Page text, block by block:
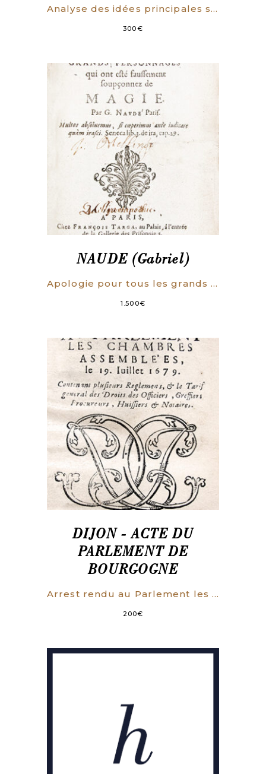
Analyse des idées principales sur la Reconnaissance des Droits de l’Homme en Société, & sur les bases de la Constitution.
300€
NAUDE (Gabriel)
Apologie pour tous les grands personnages qui ont esté faussement soupçonnez de magie.
1.500€
DIJON - ACTE DU
PARLEMENT DE
BOURGOGNE
Arrest rendu au Parlement les Chambres Assemblées, le 19 juillet 1679 : contenant plusieurs Reglemens, & le Tarif general des Droits des Officiers, Greffiers, Procureurs, Huissiers & Notaires.
200€